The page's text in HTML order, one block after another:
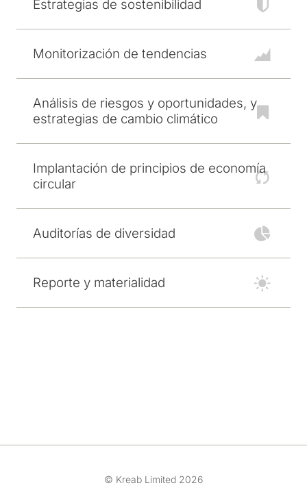
Estrategias de sostenibilidad
Monitorización de tendencias
Análisis de riesgos y oportunidades, y
estrategias de cambio climático
Implantación de principios de economía
circular
Auditorías de diversidad
Reporte y materialidad
© Kreab Limited 2026